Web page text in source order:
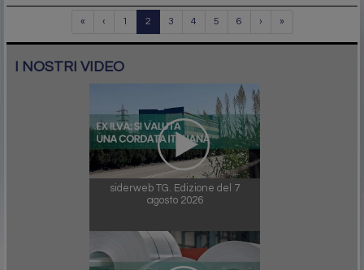
« ‹ 1 2 3 4 5 6 › »
I NOSTRI VIDEO
siderweb TG. Edizione del 7
agosto 2026